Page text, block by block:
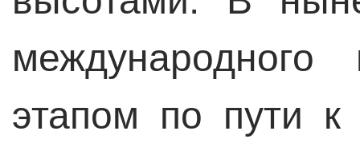
этапом по пути к